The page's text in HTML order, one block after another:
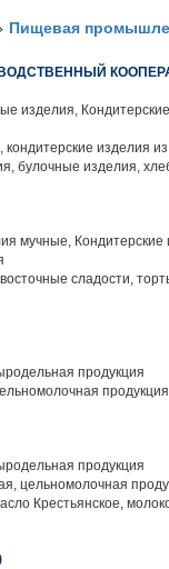
Пищевая
изделия,
изделия
булочные изделия,
мучные,
сладости,
продукция
продукция
продукция
цельномолочная
Крестьянское,